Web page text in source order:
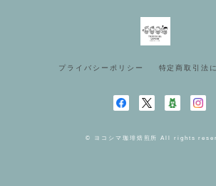
プライバシーポリシー 特定商取引法
© ヨコシマ珈琲焙煎所 All rights